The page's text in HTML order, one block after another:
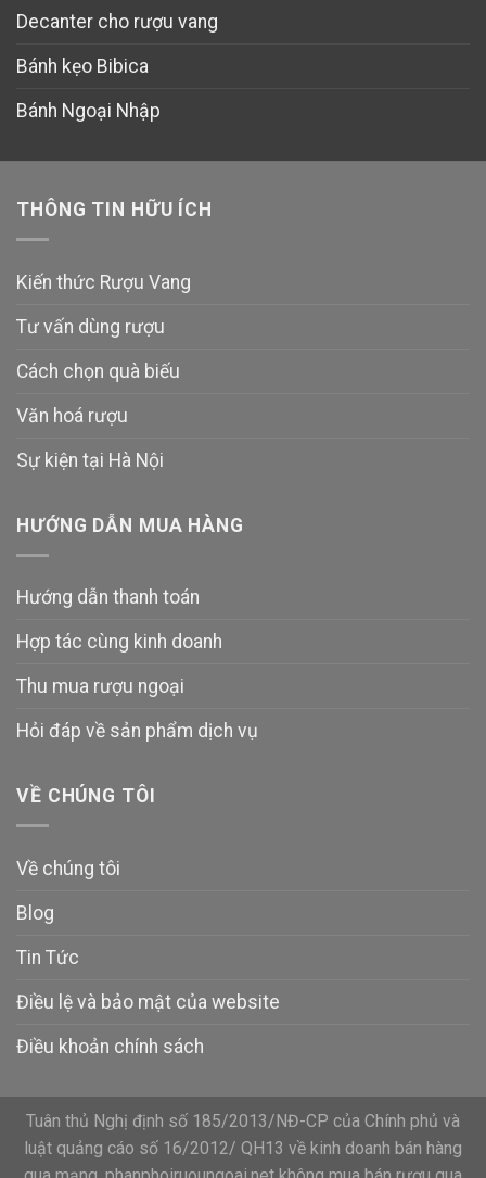
Decanter cho rượu vang
Bánh kẹo Bibica
Bánh Ngoại Nhập
THÔNG TIN HỮU ÍCH
Kiến thức Rượu Vang
Tư vấn dùng rượu
Cách chọn quà biếu
Văn hoá rượu
Sự kiện tại Hà Nội
HƯỚNG DẪN MUA HÀNG
Hướng dẫn thanh toán
Hợp tác cùng kinh doanh
Thu mua rượu ngoại
Hỏi đáp về sản phẩm dịch vụ
VỀ CHÚNG TÔI
Về chúng tôi
Blog
Tin Tức
Điều lệ và bảo mật của website
Điều khoản chính sách
Tuân thủ Nghị định số 185/2013/NĐ-CP của Chính phủ và
luật quảng cáo số 16/2012/ QH13 về kinh doanh bán hàng